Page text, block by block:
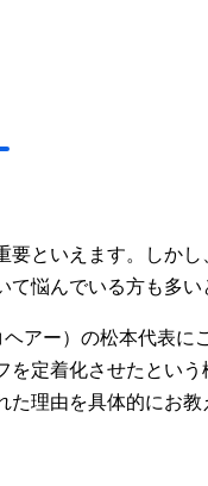
といえます。しか
悩んでいる方も多い
アー）の松本代表に
定着化させたとい
理由を具体的にお